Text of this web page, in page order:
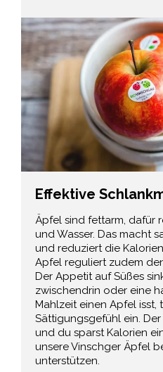
Effektive
Äpfel sind fettarm, dafür
und Wasser. Das macht
und reduziert die
Apfel reguliert zudem
Der Appetit auf Süßes
zwischendrin oder eine
Mahlzeit einen Apfel isst,
Sättigungsgefühl ein.
und du sparst Kalorien
unsere Vinschger Äpfel
unterstützen.